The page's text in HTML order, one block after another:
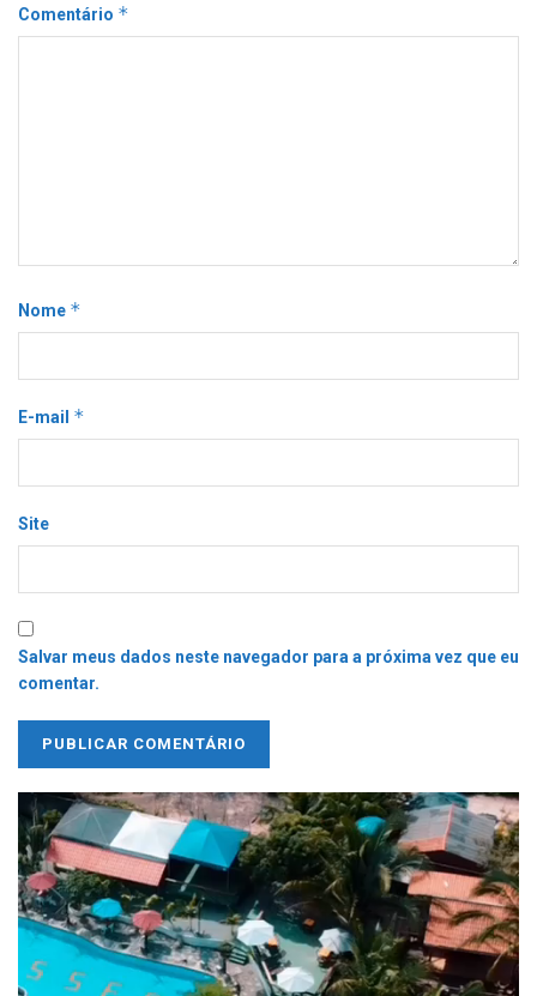
Comentário *
Nome *
E-mail *
Site
Salvar meus dados neste navegador para a próxima vez que eu
comentar.
Tocador
de
vídeo